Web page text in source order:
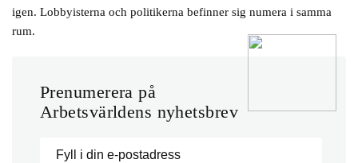
igen. Lobbyisterna och politikerna befinner sig numera i samma
rum.
Prenumerera på
Arbetsvärldens nyhetsbrev